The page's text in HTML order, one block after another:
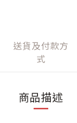
送貨及付款方
式
商品描述